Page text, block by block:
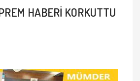
HABERİ KORKUTTU